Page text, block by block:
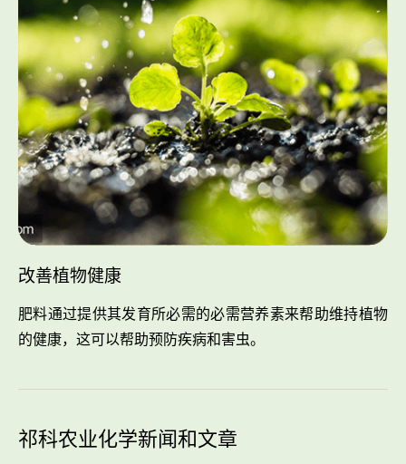
改善植物健康
肥料通过提供其发育所必需的必需营养素来帮助维持植物
的健康，这可以帮助预防疾病和害虫。
祁科农业化学新闻和文章